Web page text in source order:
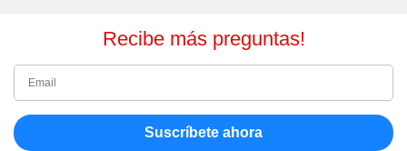
Recibe más preguntas!
Suscríbete ahora